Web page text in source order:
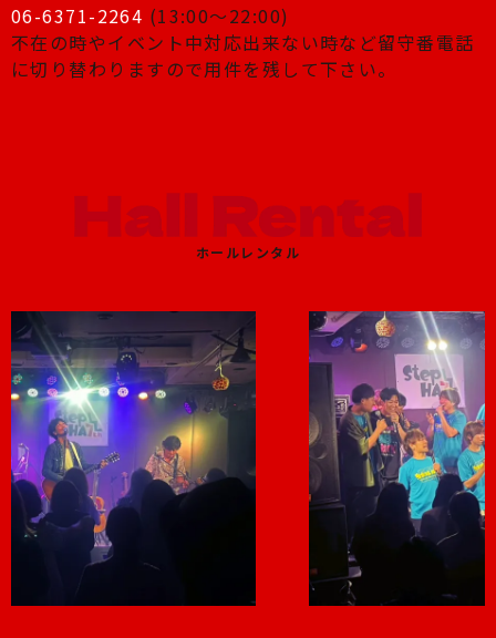
06-6371-2264 (13:00〜22:00)
不在の時やイベント中対応出来ない時など留守番電話
に切り替わりますので用件を残して下さい。
ホールレンタル